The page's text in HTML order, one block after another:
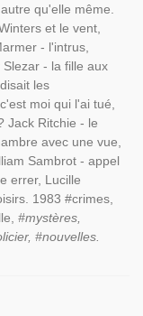
qu'elle même.
et le vent,
- l'intrus,
- la fille aux
les
moi qui l'ai tué,
Jack Ritchie - le
avec une vue,
Sambrot - appel
errer, Lucille
1983 #crimes,
#mystères,
#nouvelles.